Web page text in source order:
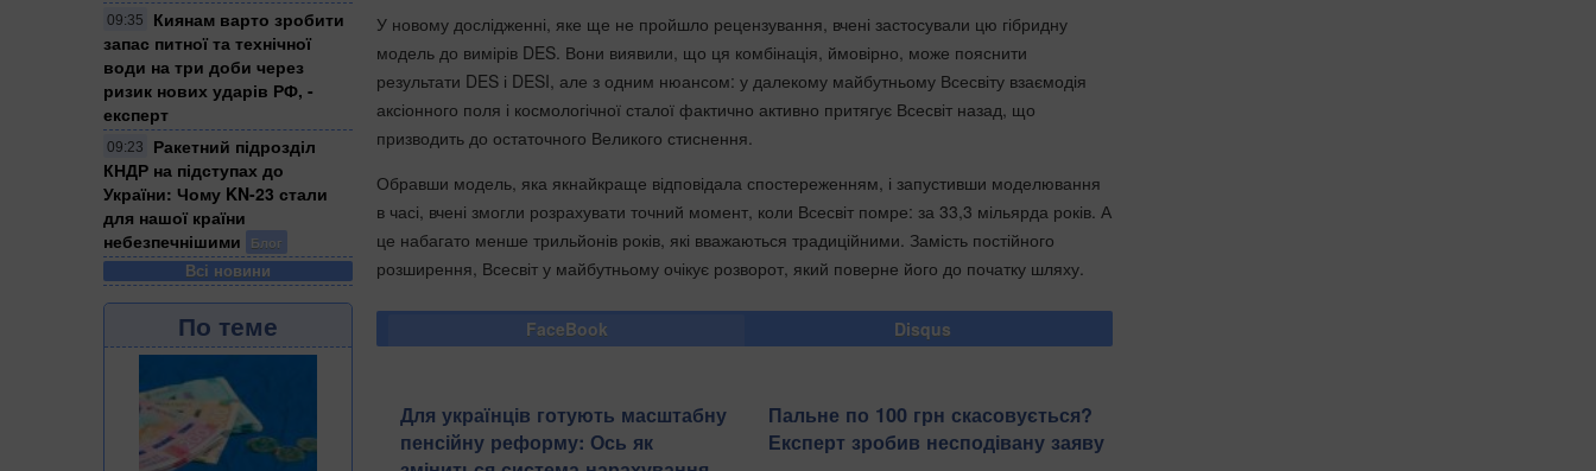
09:35
Киянам варто зробити
запас питної та технічної
води на три доби через
ризик нових ударів РФ, -
експерт
09:23
Ракетний підрозділ
КНДР на підступах до
України: Чому KN-23 стали
для нашої країни
небезпечнішими
Блог
Всі новини
По теме
У новому дослідженні, яке ще не пройшло рецензування, вчені застосували цю гібридну
модель до вимірів DES. Вони виявили, що ця комбінація, ймовірно, може пояснити
результати DES і DESI, але з одним нюансом: у далекому майбутньому Всесвіту взаємодія
аксіонного поля і космологічної сталої фактично активно притягує Всесвіт назад, що
призводить до остаточного Великого стиснення.
Обравши модель, яка якнайкраще відповідала спостереженням, і запустивши моделювання
в часі, вчені змогли розрахувати точний момент, коли Всесвіт помре: за 33,3 мільярда років. А
це набагато менше трильйонів років, які вважаються традиційними. Замість постійного
розширення, Всесвіт у майбутньому очікує розворот, який поверне його до початку шляху.
FaceBook Disqus
Для українців готують масштабну
пенсійну реформу: Ось як
Пальне по 100 грн скасовується?
Експерт зробив несподівану заяву